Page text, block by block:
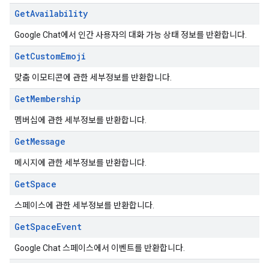
GetAvailability
Google Chat에서 인간 사용자의 대화 가능 상태 정보를 반환합니다.
GetCustomEmoji
맞춤 이모티콘에 관한 세부정보를 반환합니다.
GetMembership
멤버십에 관한 세부정보를 반환합니다.
GetMessage
메시지에 관한 세부정보를 반환합니다.
GetSpace
스페이스에 관한 세부정보를 반환합니다.
GetSpaceEvent
Google Chat 스페이스에서 이벤트를 반환합니다.